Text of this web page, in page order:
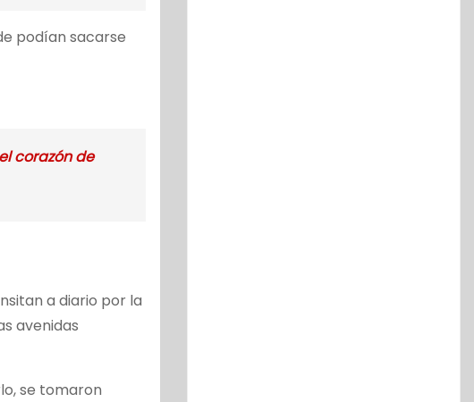
podían sacarse
corazón de
a diario por la
avenidas
se tomaron